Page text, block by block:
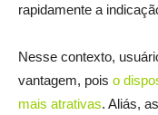
rapidamente a
Nesse contexto,
vantagem, pois o
mais atrativas. Aliás,